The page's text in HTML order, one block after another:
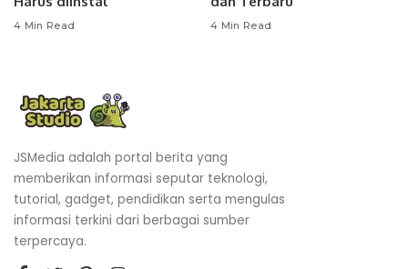
4 Min Read 4 Min Read
JSMedia adalah portal berita yang
memberikan informasi seputar teknologi,
tutorial, gadget, pendidikan serta mengulas
informasi terkini dari berbagai sumber
terpercaya.